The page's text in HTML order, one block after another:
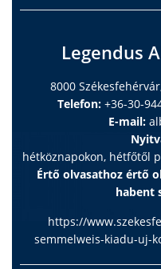
Legendus
8000
Telefon: +36-30-
E-mail:
hétköznapokon, hétfőtől
Értő olvasathoz értő
habent
https://
semmelweis-kiadu-uj-